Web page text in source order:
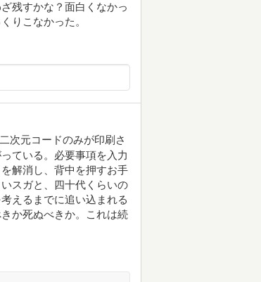
残すかな？面白くなかっ
りこなかった。
次元コードのみが印刷さ
ている。必要事項を入力
解消し、背中を押すお手
スガと、四十代くらいの
えるまでに追い込まれる
か死ぬべきか。これは続